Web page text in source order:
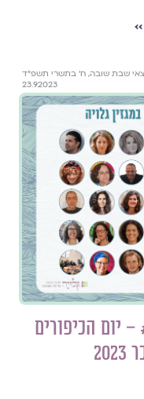
שבת שובה, ח׳ בתשרי תשפ״ד
23.9.2023
מה חדש במגזין גלויה #36 – יום הכיפורים